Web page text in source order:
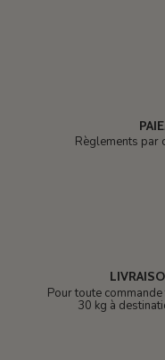
Règlements par
Pour toute
30 kg à